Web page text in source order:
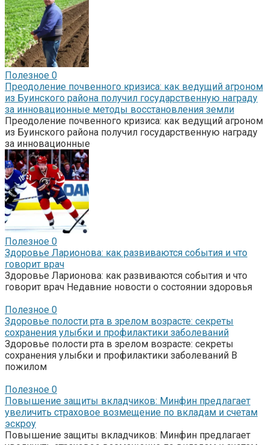
Полезное 0
Преодоление почвенного кризиса: как ведущий агроном
из Буинского района получил государственную награду
за инновационные методы восстановления земли
Преодоление почвенного кризиса: как ведущий агроном
из Буинского района получил государственную награду
за инновационные
Полезное 0
Здоровье Ларионова: как развиваются события и что
говорит врач
Здоровье Ларионова: как развиваются события и что
говорит врач Недавние новости о состоянии здоровья
Полезное 0
Здоровье полости рта в зрелом возрасте: секреты
сохранения улыбки и профилактики заболеваний
Здоровье полости рта в зрелом возрасте: секреты
сохранения улыбки и профилактики заболеваний В
пожилом
Полезное 0
Повышение защиты вкладчиков: Минфин предлагает
увеличить страховое возмещение по вкладам и счетам
эскроу
Повышение защиты вкладчиков: Минфин предлагает